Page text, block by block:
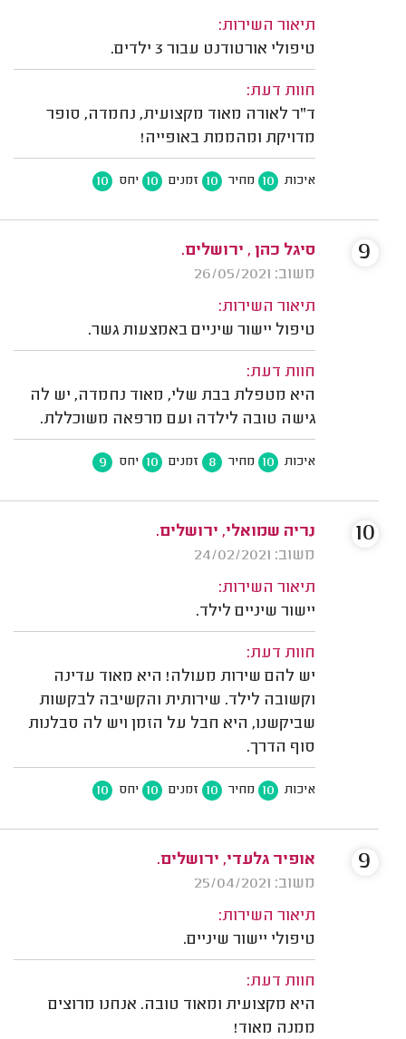
תיאור השירות:
טיפולי אורטודנט עבור 3 ילדים.
חוות דעת:
ד"ר לאורה מאוד מקצועית, נחמדה, סופר
מדויקת ומהממת באופייה!
איכות 10 מחיר 10 זמנים 10 יחס 10
סיגל כהן , ירושלים.
משוב: 26/05/2021
תיאור השירות:
טיפול יישור שיניים באמצעות גשר.
חוות דעת:
היא מטפלת בבת שלי, מאוד נחמדה, יש לה
גישה טובה לילדה ועם מרפאה משוכללת.
איכות 10 מחיר 8 זמנים 10 יחס 9
9
נריה שמואלי, ירושלים.
משוב: 24/02/2021
תיאור השירות:
יישור שיניים לילד.
חוות דעת:
יש להם שירות מעולה! היא מאוד עדינה
וקשובה לילד. שירותית והקשיבה לבקשות
שביקשנו, היא חבל על הזמן ויש לה סבלנות
סוף הדרך.
איכות 10 מחיר 10 זמנים 10 יחס 10
10
אופיר גלעדי, ירושלים.
משוב: 25/04/2021
תיאור השירות:
טיפולי יישור שיניים.
חוות דעת:
היא מקצועית ומאוד טובה. אנחנו מרוצים
ממנה מאוד!
9